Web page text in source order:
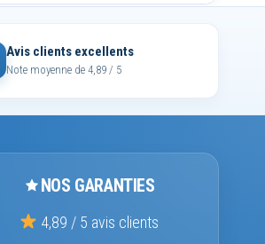
Avis clients excellents
Note moyenne de 4,89 / 5
NOS GARANTIES
4,89 / 5 avis clients